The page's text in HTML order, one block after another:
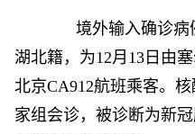
境外输入确诊病例
湖北籍，为12月13日由
北京CA912航班乘客。
家组会诊，被诊断为新